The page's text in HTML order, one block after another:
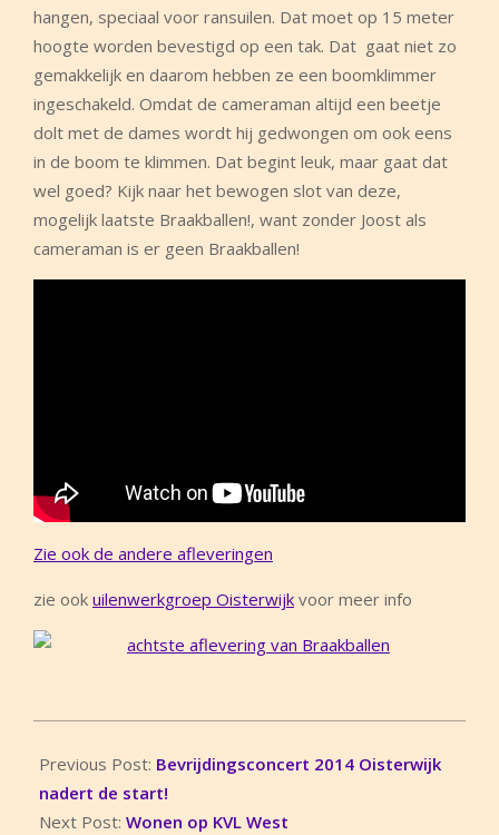
hangen, speciaal voor ransuilen. Dat moet op 15 meter
hoogte worden bevestigd op een tak. Dat gaat niet zo
gemakkelijk en daarom hebben ze een boomklimmer
ingeschakeld. Omdat de cameraman altijd een beetje
dolt met de dames wordt hij gedwongen om ook eens
in de boom te klimmen. Dat begint leuk, maar gaat dat
wel goed? Kijk naar het bewogen slot van deze,
mogelijk laatste Braakballen!, want zonder Joost als
cameraman is er geen Braakballen!
Zie ook de andere afleveringen
zie ook uilenwerkgroep Oisterwijk voor meer info
10-
31
Previous Post: Bevrijdingsconcert 2014 Oisterwijk
nadert de start!
Next Post: Wonen op KVL West